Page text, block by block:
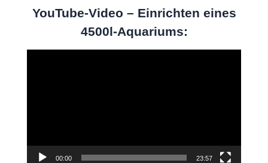
YouTube-Video – Einrichten eines
4500l-Aquariums:
00:00 23:57